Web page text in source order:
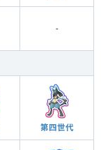
-
第四世代